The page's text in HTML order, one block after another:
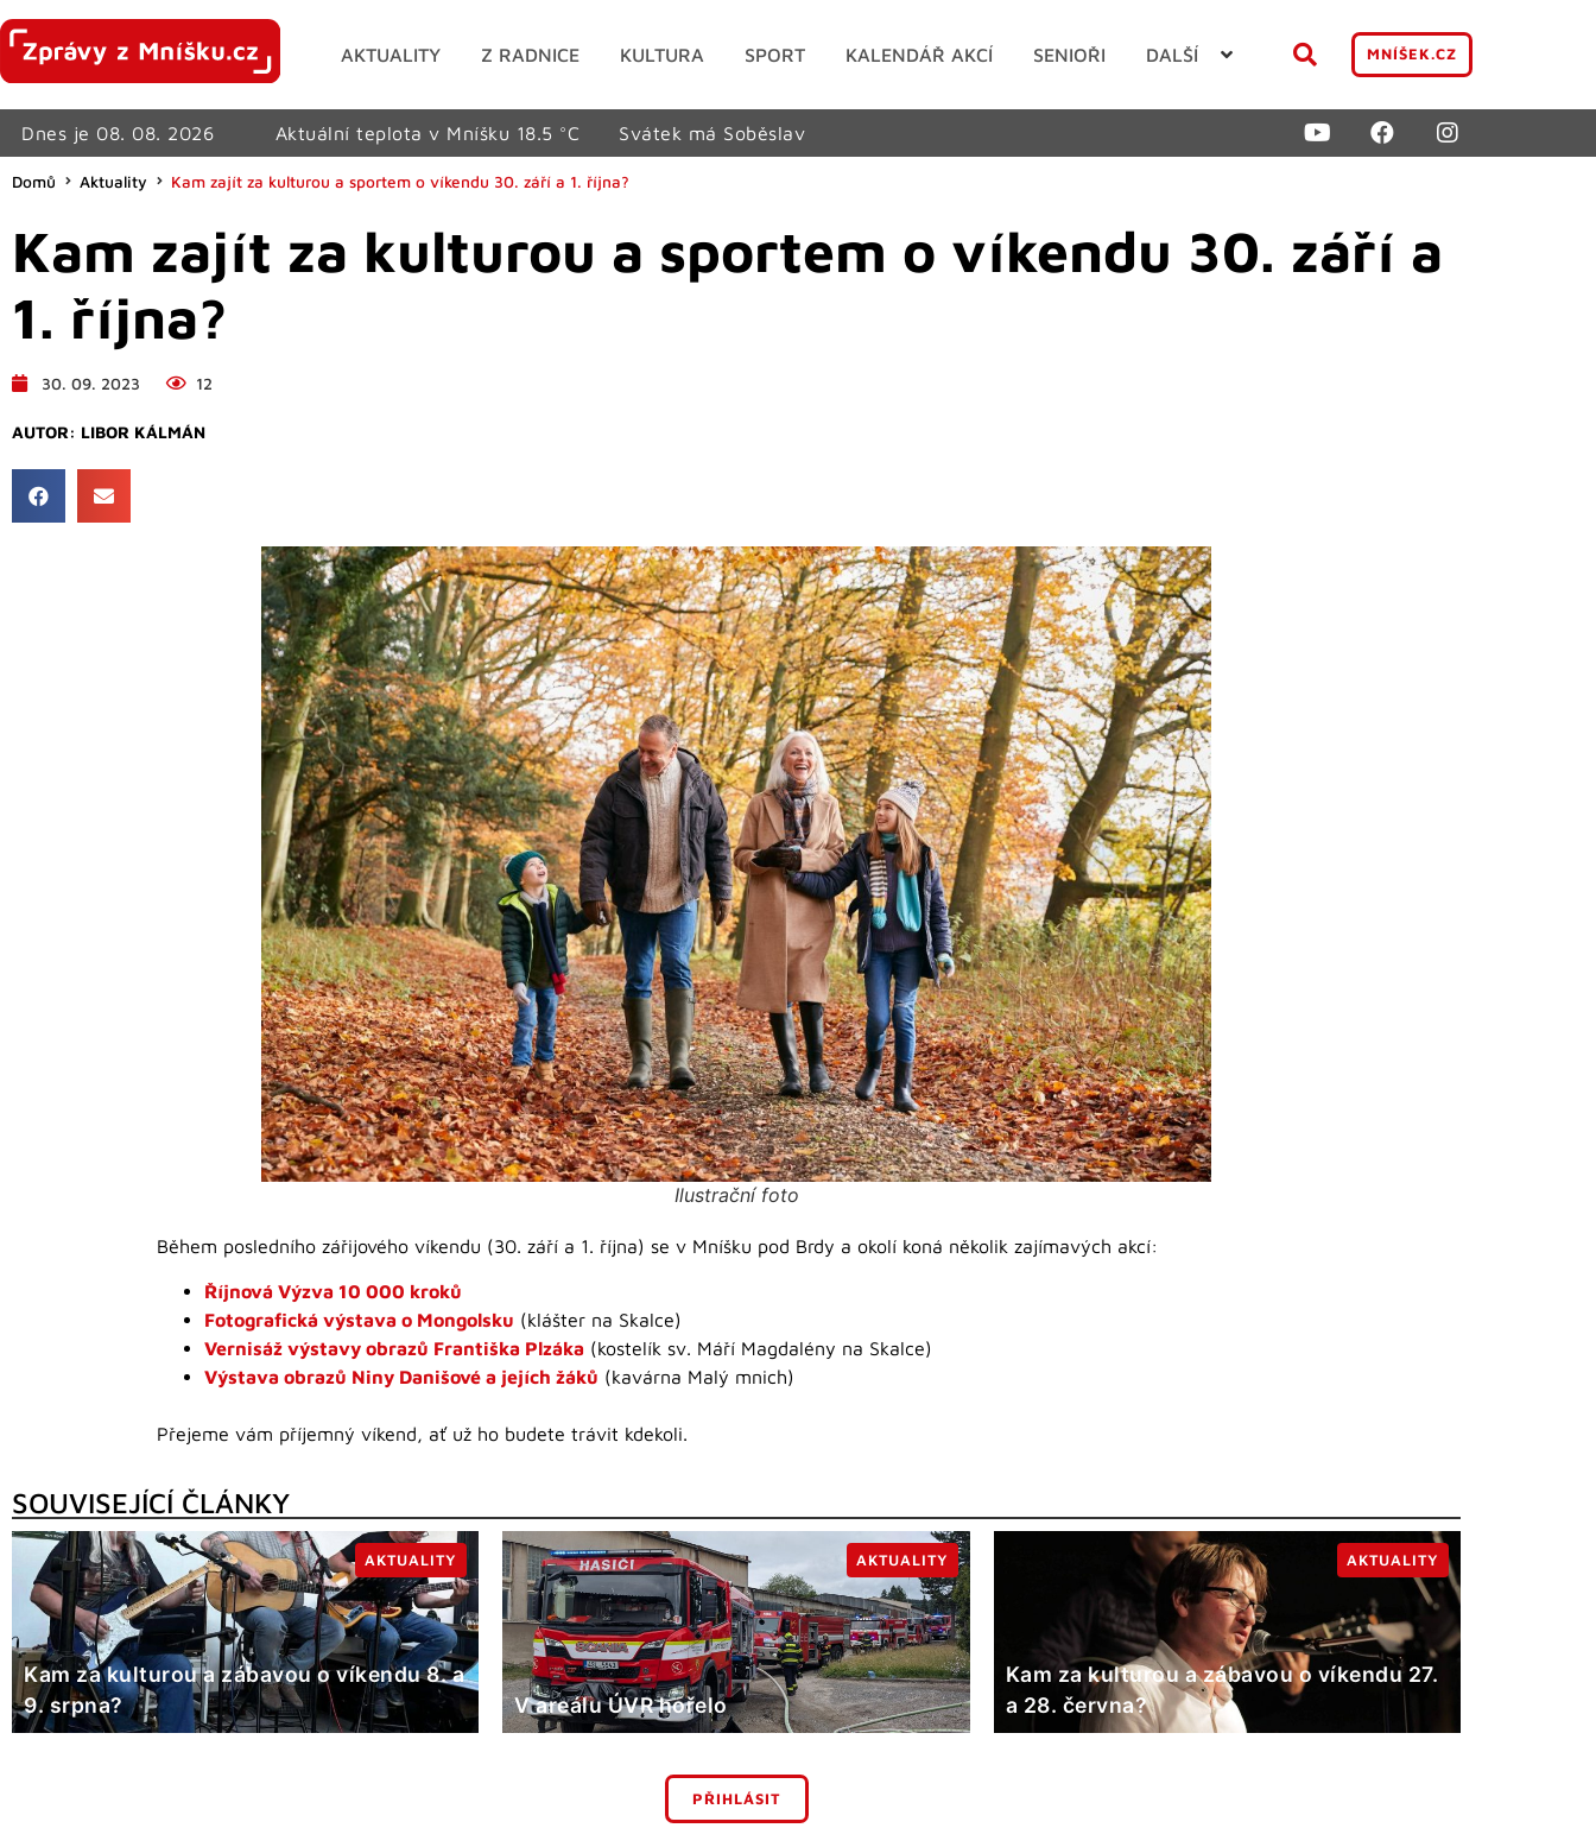
AKTUALITY Z RADNICE KULTURA SPORT KALENDÁŘ AKCÍ SENIOŘI DALŠÍ MNÍŠEK.CZ
Dnes je 08. 08. 2026 Aktuální teplota v Mníšku 18.5 °C Svátek má Soběslav
Domů Aktuality Kam zajít za kulturou a sportem o víkendu 30. září a 1. října?
Kam zajít za kulturou a sportem o víkendu 30. září a
1. října?
30. 09. 2023 12
AUTOR: LIBOR KÁLMÁN
Ilustrační foto
Během posledního zářijového víkendu (30. září a 1. října) se v Mníšku pod Brdy a okolí koná několik zajímavých akcí:
Říjnová Výzva 10 000 kroků
Fotografická výstava o Mongolsku (klášter na Skalce)
Vernisáž výstavy obrazů Františka Plzáka (kostelík sv. Máří Magdalény na Skalce)
Výstava obrazů Niny Danišové a jejích žáků (kavárna Malý mnich)
Přejeme vám příjemný víkend, ať už ho budete trávit kdekoli.
SOUVISEJÍCÍ ČLÁNKY
Kam za kulturou a zábavou o víkendu 8. a
9. srpna?
AKTUALITY
V areálu ÚVR hořelo
AKTUALITY
Kam za kulturou a zábavou o víkendu 27.
a 28. června?
AKTUALITY
PŘIHLÁSIT